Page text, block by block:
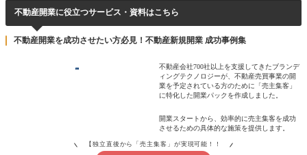
不動産開業に役立つサービス・資料はこちら
不動産開業を成功させたい方必見！不動産新規開業 成功事例集
不動産会社700社以上を支援してきたブランデ
ィングテクノロジーが、不動産売買事業の開
業を予定されている方のために「売主集客」
に特化した開業パックを作成しました。
開業スタートから、効率的に売主集客を成功
させるための具体的な施策を提供します。
【独立直後から「売主集客」が実現可能！！